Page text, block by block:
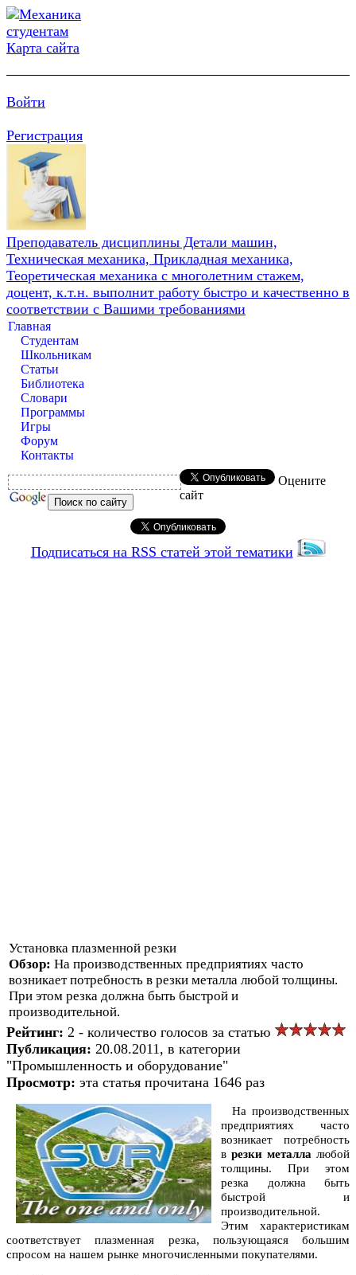
Карта сайта
Войти
Регистрация
Преподаватель дисциплины Детали машин,
Техническая механика, Прикладная механика,
Теоретическая механика с многолетним стажем,
доцент, к.т.н. выполнит работу быстро и качественно в
соответствии с Вашими требованиями
Главная
Студентам
Школьникам
Статьи
Библиотека
Словари
Программы
Игры
Форум
Контакты
Оцените
сайт
Подписаться на RSS статей этой тематики
Установка плазменной резки
Обзор: На производственных предприятиях часто
возникает потребность в резки металла любой толщины.
При этом резка должна быть быстрой и
производительной.
Рейтинг: 2 - количество голосов за статью
Публикация: 20.08.2011, в категории
"Промышленность и оборудование"
Просмотр: эта статья прочитана 1646 раз
На производственных
предприятиях часто
возникает потребность
в резки металла любой
толщины. При этом
резка должна быть
быстрой и
производительной.
Этим характеристикам
соответствует плазменная резка, пользующаяся большим
спросом на нашем рынке многочисленными покупателями.